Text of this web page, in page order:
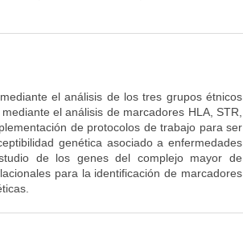
el análisis de los tres grupos étnicos
el análisis de marcadores HLA, STR,
de protocolos de trabajo para ser
genética asociado a enfermedades
de los genes del complejo mayor de
para la identificación de marcadores